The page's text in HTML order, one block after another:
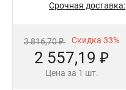
Срочная доставка:
3 816,70 ₽ Скидка 33%
2 557,19 ₽
Цена за 1 шт.